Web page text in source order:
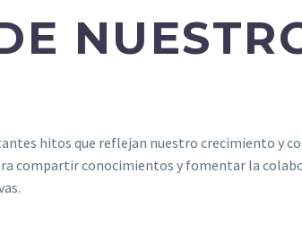
hitos que reflejan nuestro crecimiento y
compartir conocimientos y fomentar la